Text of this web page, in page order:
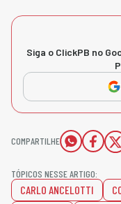
Siga o ClickPB no
COMPARTILHE
TÓPICOS NESSE ARTIGO:
CARLO ANCELOTTI